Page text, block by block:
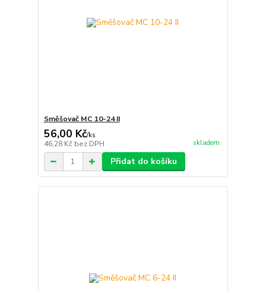
Směšovač MC 10-24 II
56,00 Kč/ks
46,28 Kč bez DPH skladem
Přidat do košíku